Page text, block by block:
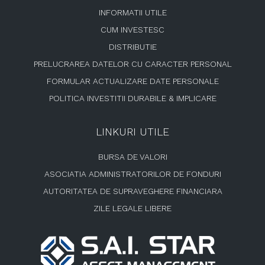
INFORMATII UTILE
CUM INVESTESC
DISTRIBUTIE
PRELUCRAREA DATELOR CU CARACTER PERSONAL
FORMULAR ACTUALIZARE DATE PERSONALE
POLITICA INVESTITII DURABILE & IMPLICARE
LINKURI UTILE
BURSA DE VALORI
ASOCIATIA ADMINISTRATORILOR DE FONDURI
AUTORITATEA DE SUPRAVEGHERE FINANCIARA
ZILE LEGALE LIBERE